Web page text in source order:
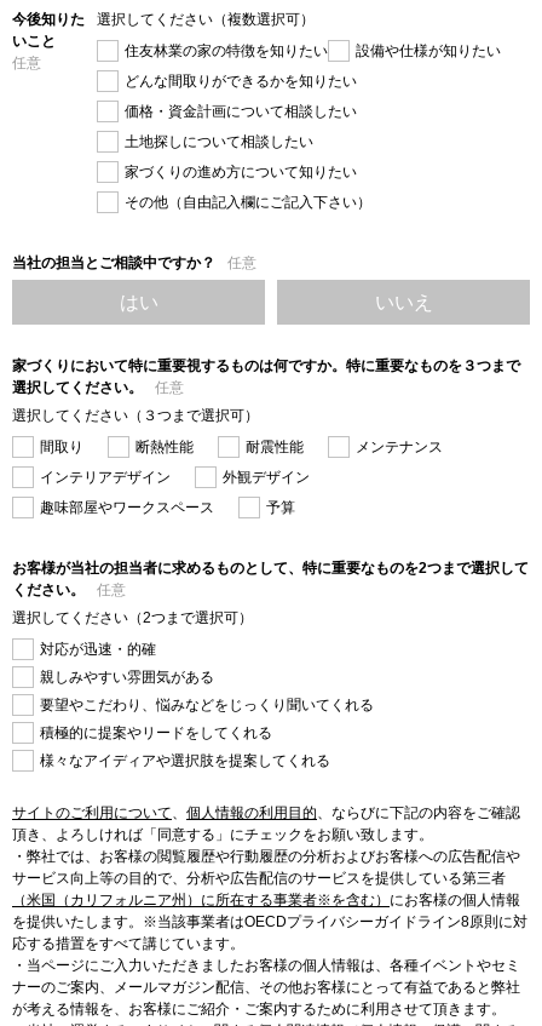
今後知りた
いこと
任意
選択してください（複数選択可）
住友林業の家の特徴を知りたい
設備や仕様が知りたい
どんな間取りができるかを知りたい
価格・資金計画について相談したい
土地探しについて相談したい
家づくりの進め方について知りたい
その他（自由記入欄にご記入下さい）
当社の担当とご相談中ですか？ 任意
はい いいえ
家づくりにおいて特に重要視するものは何ですか。特に重要なものを３つまで
選択してください。
任意
選択してください（３つまで選択可）
間取り
断熱性能 耐震性能
メンテナンス
インテリアデザイン
外観デザイン
趣味部屋やワークスペース
予算
お客様が当社の担当者に求めるものとして、特に重要なものを2つまで選択して
ください。
任意
選択してください（2つまで選択可）
対応が迅速・的確
親しみやすい雰囲気がある
要望やこだわり、悩みなどをじっくり聞いてくれる
積極的に提案やリードをしてくれる
様々なアイディアや選択肢を提案してくれる
サイトのご利用について 個人情報の利用目的
ならびに下記の内容をご確認
頂き、よろしければ「同意する」にチェックをお願い致します。
・弊社では、お客様の閲覧履歴や行動履歴の分析およびお客様への広告配信や
サービス向上等の目的で、分析や広告配信のサービスを提供している第三者
（米国（カリフォルニア州）に所在する事業者※を含む） にお客様の個人情報
を提供いたします。※当該事業者はOECDプライバシーガイドライン8原則に対
応する措置をすべて講じています。
・当ページにご入力いただきましたお客様の個人情報は、各種イベントやセミ
ナーのご案内、メールマガジン配信、その他お客様にとって有益であると弊社
が考える情報を、お客様にご紹介・ご案内するために利用させて頂きます。